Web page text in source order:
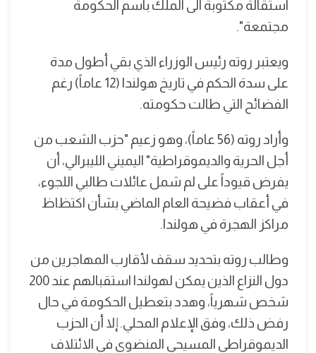
استقالة مكتوبة الى الملك باسم الحكومة
مجتمعة".
ويعتبر روته رئيس الوزراء الذي بقي أطول مدة
على سدة الحكم في تاريخ هولندا (12 عاماً) رغم
الفضائح التي طالت حكومته.
وأراد روته (56 عاماً)، وهو زعيم "حزب الشعب من
أجل الحرية والديموقراطية" اليميني الليبرالي، أن
يفرض قيوداً على لم شمل عائلات طالبي اللجوء،
في أعقاب فضيحة العام الماضي بشأن اكتظاظ
مراكز الهجرة في هولندا.
وطالب روته بتحديد سقف لأقارب المهاجرين من
دول النزاع الذين يمكن لهولندا استقبالهم عند 200
شخص شهرياً، وهدد بتعطيل الحكومة في حال
رفض ذلك، وفق الإعلام المحلي. إلا أن الحزب
الديموقراطي المسيحي المنضوي في الائتلاف